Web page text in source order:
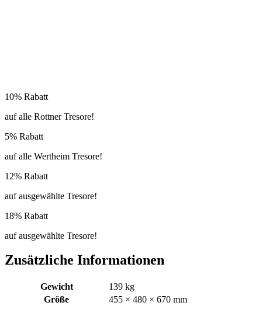
10% Rabatt
auf alle Rottner Tresore!
5% Rabatt
auf alle Wertheim Tresore!
12% Rabatt
auf ausgewählte Tresore!
18% Rabatt
auf ausgewählte Tresore!
Zusätzliche Informationen
Gewicht
139 kg
Größe
455 × 480 × 670 mm